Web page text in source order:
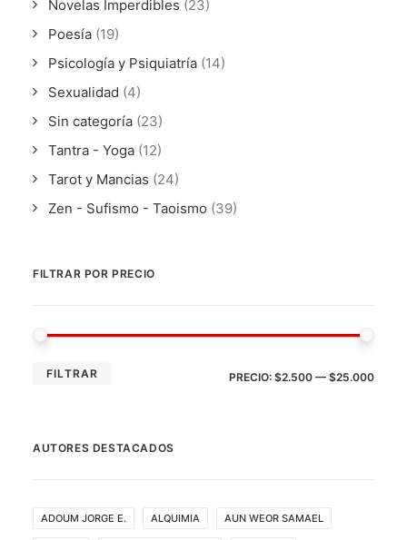
Novelas Imperdibles (23)
Poesía (19)
Psicología y Psiquiatría (14)
Sexualidad (4)
Sin categoría (23)
Tantra - Yoga (12)
Tarot y Mancias (24)
Zen - Sufismo - Taoismo (39)
FILTRAR POR PRECIO
FILTRAR PRECIO: $2.500 — $25.000
AUTORES DESTACADOS
ADOUM JORGE E. ALQUIMIA AUN WEOR SAMAEL